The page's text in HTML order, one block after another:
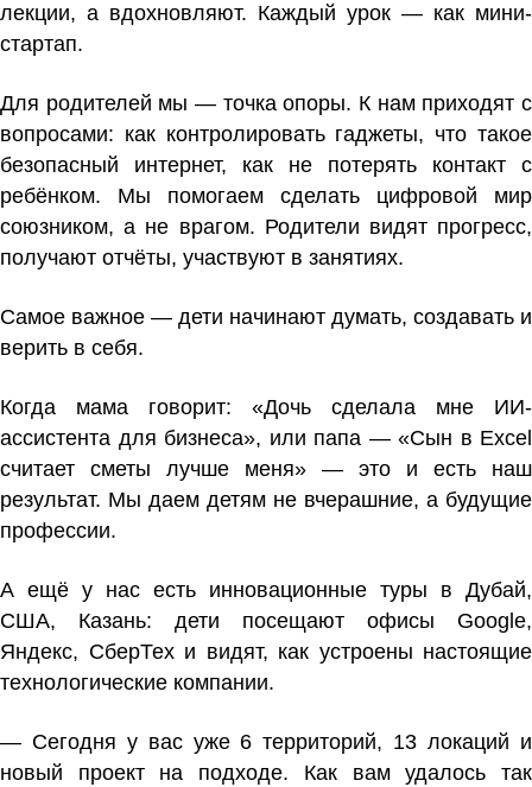
лекции, а вдохновляют. Каждый урок — как мини-
стартап.
Для родителей мы — точка опоры. К нам приходят с
вопросами: как контролировать гаджеты, что такое
безопасный интернет, как не потерять контакт с
ребёнком. Мы помогаем сделать цифровой мир
союзником, а не врагом. Родители видят прогресс,
получают отчёты, участвуют в занятиях.
Самое важное — дети начинают думать, создавать и
верить в себя.
Когда мама говорит: «Дочь сделала мне ИИ-
ассистента для бизнеса», или папа — «Сын в Excel
считает сметы лучше меня» — это и есть наш
результат. Мы даем детям не вчерашние, а будущие
профессии.
А ещё у нас есть инновационные туры в Дубай,
США, Казань: дети посещают офисы Google,
Яндекс, СберТех и видят, как устроены настоящие
технологические компании.
— Сегодня у вас уже 6 территорий, 13 локаций и
новый проект на подходе. Как вам удалось так